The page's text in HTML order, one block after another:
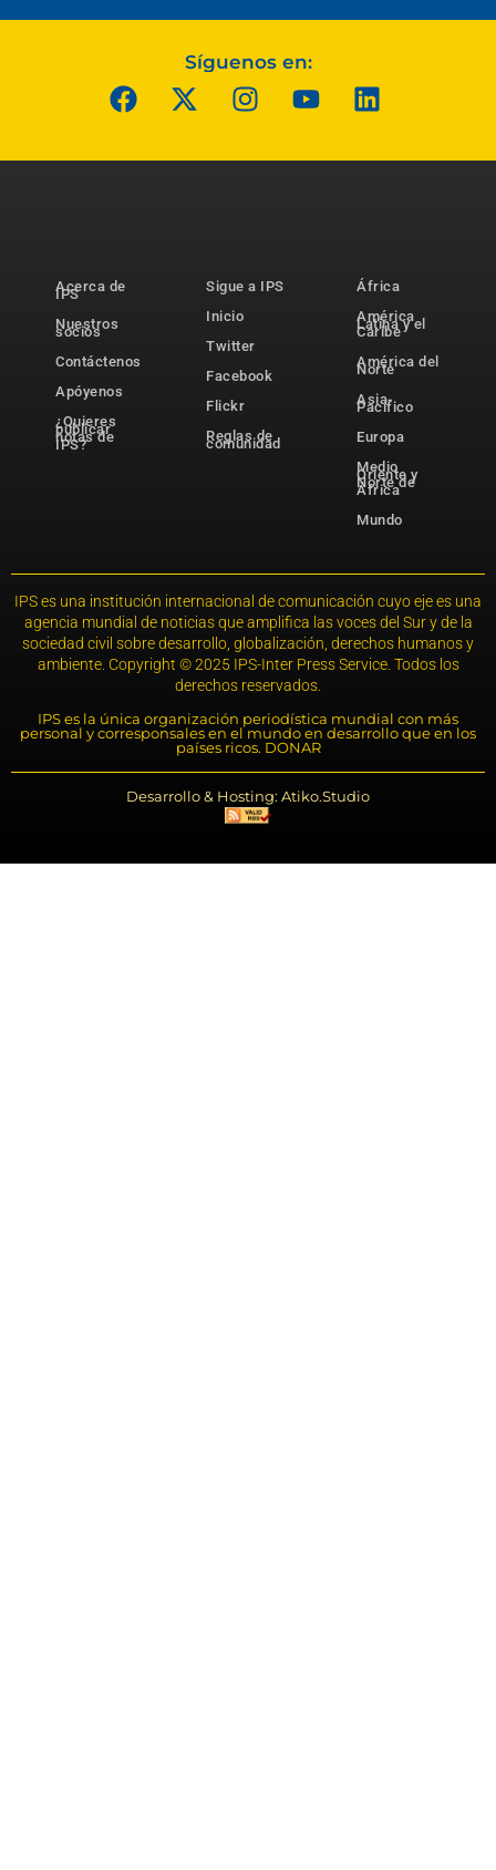
Síguenos en:
Acerca de
IPS
Nuestros
socios
Contáctenos
Apóyenos
¿Quieres
publicar
notas de
IPS?
Sigue a IPS
Inicio
Twitter
Facebook
Flickr
Reglas de
comunidad
África
América
Latina y el
Caribe
América del
Norte
Asia-
Pacífico
Europa
Medio
Oriente y
Norte de
África
Mundo
IPS es una institución internacional de comunicación cuyo eje es una
agencia mundial de noticias que amplifica las voces del Sur y de la
sociedad civil sobre desarrollo, globalización, derechos humanos y
ambiente. Copyright © 2025 IPS-Inter Press Service. Todos los
derechos reservados.
IPS es la única organización periodística mundial con más
personal y corresponsales en el mundo en desarrollo que en los
países ricos. DONAR
Desarrollo & Hosting: Atiko.Studio